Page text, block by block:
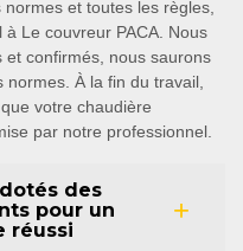
et toutes les règles,
Le couvreur PACA. Nous
confirmés, nous saurons
À la fin du travail,
votre chaudière
par notre professionnel.
des
pour un
réussi